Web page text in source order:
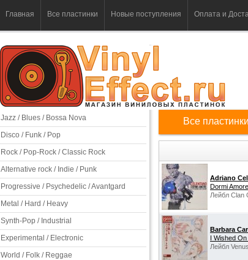
Главная Все пластинки Новые поступления Оплата и
Jazz / Blues / Bossa Nova
Disco / Funk / Pop
Rock / Pop-Rock / Classic Rock
Alternative rock / Indie / Punk
Progressive / Psychedelic / Avantgard
Metal / Hard / Heavy
Synth-Pop / Industrial
Experimental / Electronic
World / Folk / Reggae
Все
Adriano
Dormi
Лейбл Clan
Barbara
I Wished
Лейбл